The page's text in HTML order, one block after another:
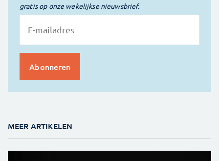
gratis op onze wekelijkse nieuwsbrief.
MEER ARTIKELEN